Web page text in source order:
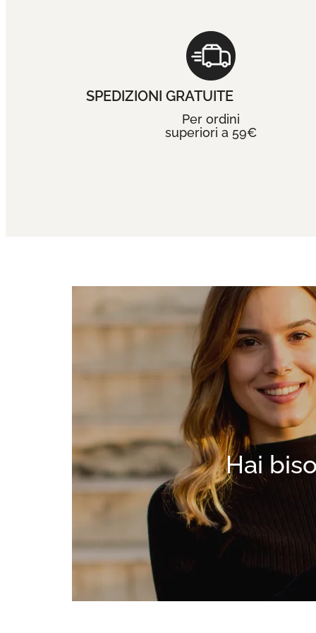
SPEDIZIONI GRATUITE
Per ordini
superiori a 59€
Hai